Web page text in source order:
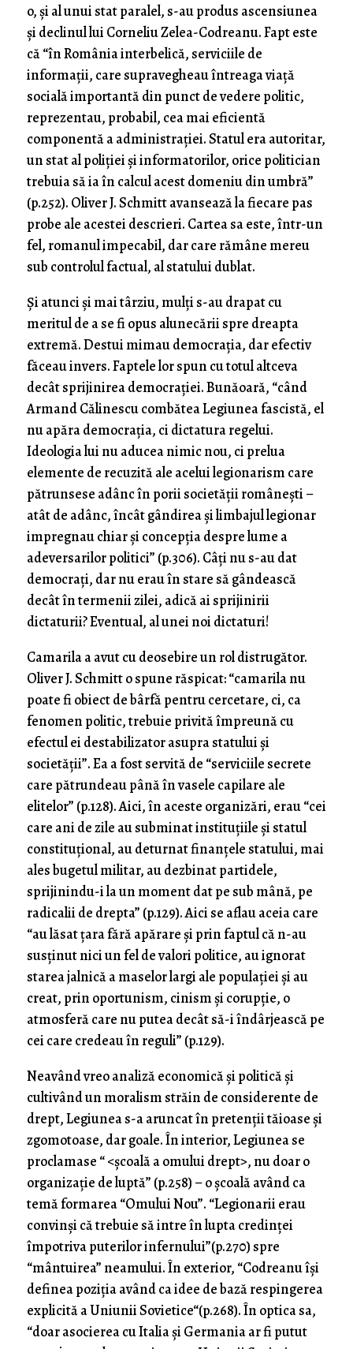
o, și al unui stat paralel, s-au produs ascensiunea
și declinul lui Corneliu Zelea-Codreanu. Fapt este
că “în România interbelică, serviciile de
informații, care supravegheau întreaga viață
socială importantă din punct de vedere politic,
reprezentau, probabil, cea mai eficientă
componentă a administrației. Statul era autoritar,
un stat al poliției și informatorilor, orice politician
trebuia să ia în calcul acest domeniu din umbră”
(p.252). Oliver J. Schmitt avansează la fiecare pas
probe ale acestei descrieri. Cartea sa este, într-un
fel, romanul impecabil, dar care rămâne mereu
sub controlul factual, al statului dublat.
Și atunci și mai târziu, mulți s-au drapat cu
meritul de a se fi opus alunecării spre dreapta
extremă. Destui mimau democrația, dar efectiv
făceau invers. Faptele lor spun cu totul altceva
decât sprijinirea democrației. Bunăoară, “când
Armand Călinescu combătea Legiunea fascistă, el
nu apăra democrația, ci dictatura regelui.
Ideologia lui nu aducea nimic nou, ci prelua
elemente de recuzită ale acelui legionarism care
pătrunsese adânc în porii societății românești –
atât de adânc, încât gândirea și limbajul legionar
impregnau chiar și concepția despre lume a
adeversarilor politici” (p.306). Câți nu s-au dat
democrați, dar nu erau în stare să gândească
decât în termenii zilei, adică ai sprijinirii
dictaturii? Eventual, al unei noi dictaturi!
Camarila a avut cu deosebire un rol distrugător.
Oliver J. Schmitt o spune răspicat: “camarila nu
poate fi obiect de bârfă pentru cercetare, ci, ca
fenomen politic, trebuie privită împreună cu
efectul ei destabilizator asupra statului și
societății”. Ea a fost servită de “serviciile secrete
care pătrundeau până în vasele capilare ale
elitelor” (p.128). Aici, în aceste organizări, erau “cei
care ani de zile au subminat instituțiile și statul
constituțional, au deturnat finanțele statului, mai
ales bugetul militar, au dezbinat partidele,
sprijinindu-i la un moment dat pe sub mână, pe
radicalii de drepta” (p.129). Aici se aflau aceia care
“au lăsat țara fără apărare și prin faptul că n-au
susținut nici un fel de valori politice, au ignorat
starea jalnică a maselor largi ale populației și au
creat, prin oportunism, cinism și corupție, o
atmosferă care nu putea decât să-i îndârjească pe
cei care credeau în reguli” (p.129).
Neavând vreo analiză economică și politică și
cultivând un moralism străin de considerente de
drept, Legiunea s-a aruncat în pretenții tăioase și
zgomotoase, dar goale. În interior, Legiunea se
proclamase “ <școală a omului drept>, nu doar o
organizație de luptă” (p.258) – o școală având ca
temă formarea “Omului Nou”. “Legionarii erau
convinși că trebuie să intre în lupta credinței
împotriva puterilor infernului”(p.270) spre
“mântuirea” neamului. În exterior, “Codreanu își
definea poziția având ca idee de bază respingerea
explicită a Uniunii Sovietice“(p.268). În optica sa,
“doar asocierea cu Italia și Germania ar fi putut